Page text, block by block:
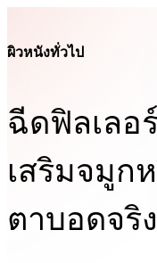
ผิวหนังทั่วไป
ฉีดฟิลเลอ
เสริมจมูก
ตาบอดจริ